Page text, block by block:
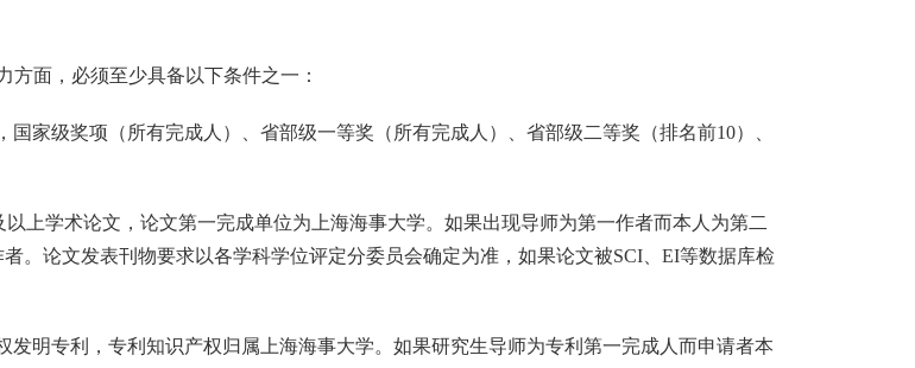
方面，必须至少具备以下条件之一：
国家级奖项（所有完成人）、省部级一等奖（所有完成人）、省部级二等奖（排名前10）、
以上学术论文，论文第一完成单位为上海海事大学。如果出现导师为第一作者而本人为第二
。论文发表刊物要求以各学科学位评定分委员会确定为准，如果论文被SCI、 EI等数据库检
发明专利，专利知识产权归属上海海事大学。如果研究生导师为专利第一完成人而申请者本